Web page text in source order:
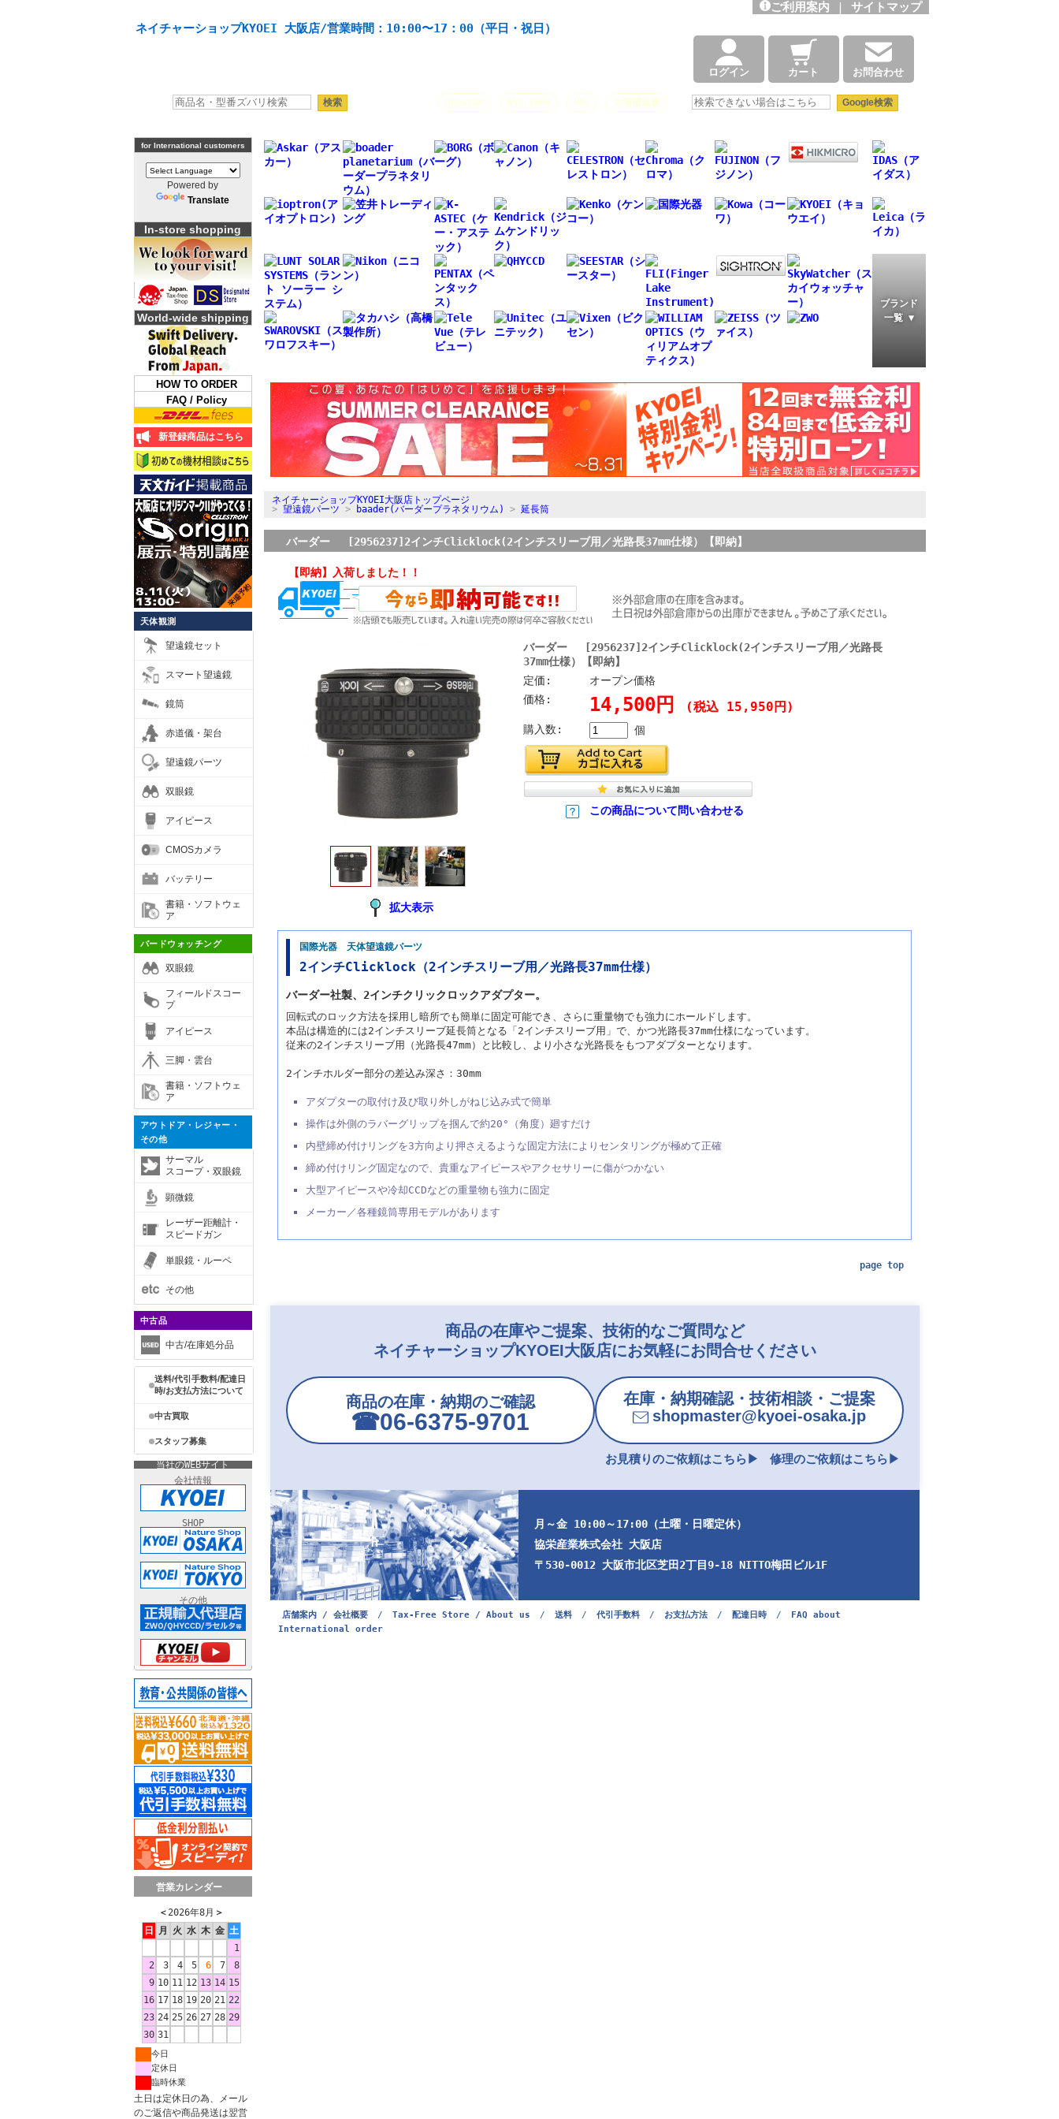
ネイチャーショップKYOEI 大阪店/営業時間：10:00〜17：00（平日・祝日）
ご利用案内 | サイトマップ
ログイン カート お問合わせ
Seestar ASI 2600 HAC 太陽望遠鏡
for International customers
Powered by
Translate
In-store shopping
World-wide shipping
HOW TO ORDER
FAQ / Policy
新登録商品はこちら
天体観測
望遠鏡セット
スマート望遠鏡
鏡筒
赤道儀・架台
望遠鏡パーツ
双眼鏡
アイピース
CMOSカメラ
バッテリー
書籍・ソフトウェ
ア
バードウォッチング
双眼鏡
フィールドスコー
プ
アイピース
三脚・雲台
書籍・ソフトウェ
ア
アウトドア・レジャー・
その他
サーマル
スコープ・双眼鏡
顕微鏡
レーザー距離計・
スピードガン
単眼鏡・ルーペ
その他
中古品
中古/在庫処分品
送料/代引手数料/配達日
時/お支払方法について
中古買取
スタッフ募集
当社のWEBサイト
会社情報
SHOP
その他
営業カレンダー
＜ 2026年8月 ＞
日
月 火 水 木 金 土
1
2
3 4 5 6 7
8
9 10 11 12 13 14 15
16 17 18 19 20 21 22
23 24 25 26 27 28 29
30 31
今日
定休日
臨時休業
土日は定休日の為、メール
のご返信や商品発送は翌営
ブランド
一覧 ▼
ネイチャーショップKYOEI大阪店トップページ
> 望遠鏡パーツ > baader(バーダープラネタリウム) > 延長筒
バーダー [2956237]2インチClicklock(2インチスリーブ用／光路長37mm仕様）【即納】
【即納】入荷しました！！
拡大表示
バーダー [2956237]2インチClicklock(2インチスリーブ用／光路長
37mm仕様）【即納】
定価:
オープン価格
価格:
14,500円 (税込 15,950円)
購入数: 個
この商品について問い合わせる
国際光器 天体望遠鏡パーツ
2インチClicklock（2インチスリーブ用／光路長37mm仕様）
バーダー社製、2インチクリックロックアダプター。
回転式のロック方法を採用し暗所でも簡単に固定可能でき、さらに重量物でも強力にホールドします。
本品は構造的には2インチスリーブ延長筒となる「2インチスリーブ用」で、かつ光路長37mm仕様になっています。
従来の2インチスリーブ用（光路長47mm）と比較し、より小さな光路長をもつアダプターとなります。
2インチホルダー部分の差込み深さ：30mm
アダプターの取付け及び取り外しがねじ込み式で簡単
操作は外側のラバーグリップを掴んで約20°（角度）廻すだけ
内壁締め付けリングを3方向より押さえるような固定方法によりセンタリングが極めて正確
締め付けリング固定なので、貴重なアイピースやアクセサリーに傷がつかない
大型アイピースや冷却CCDなどの重量物も強力に固定
メーカー／各種鏡筒専用モデルがあります
page top
商品の在庫やご提案、技術的なご質問など
ネイチャーショップKYOEI大阪店にお気軽にお問合せください
商品の在庫・納期のご確認
☎︎06-6375-9701
在庫・納期確認・技術相談・ご提案
shopmaster@kyoei-osaka.jp
お見積りのご依頼はこちら▶︎ 修理のご依頼はこちら▶︎
月～金 10:00～17:00（土曜・日曜定休）
協栄産業株式会社 大阪店
〒530-0012 大阪市北区芝田2丁目9-18 NITTO梅田ビル1F
店舗案内 / 会社概要 / Tax-Free Store / About us / 送料 / 代引手数料 / お支払方法 / 配達日時 /
FAQ about
International order